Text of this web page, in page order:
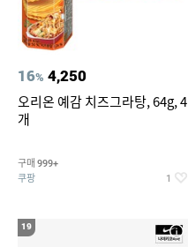
16% 4,250
오리온 예감 치즈그라탕, 64g, 4
개
구매 999+
쿠팡 1
19